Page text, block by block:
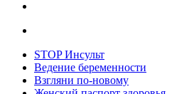
STOP Инсульт
Ведение беременности
Взгляни по-новому